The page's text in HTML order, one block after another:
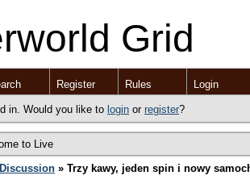
Grid
Register Rules Login
in. Would you like to login or register?
to Live
» Trzy kawy, jeden spin i nowy